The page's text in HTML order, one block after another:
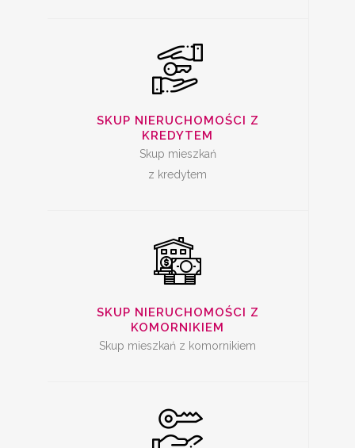
SKUP NIERUCHOMOŚCI Z
KREDYTEM
Skup mieszkań
z kredytem
SKUP NIERUCHOMOŚCI Z
KOMORNIKIEM
Skup mieszkań z komornikiem
NIERUCHOMOŚCI Z
KOMORNIKIEM
SKUP ZADŁUŻONYCH